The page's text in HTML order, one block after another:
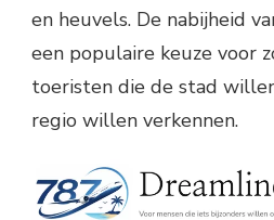
en heuvels. De nabijheid
een populaire keuze voor
toeristen die de stad
regio willen verkennen.